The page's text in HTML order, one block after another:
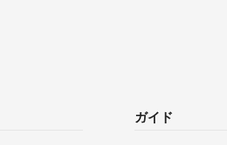
ガイド